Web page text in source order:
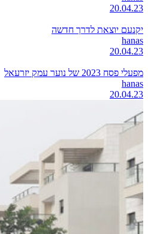
20.04.23
יקנעם יוצאת לדרך חדשה
hanas
20.04.23
מפעלי פסח 2023 של נוער עמק יזרעאל
hanas
20.04.23